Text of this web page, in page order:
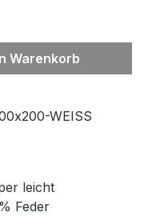
Warenkorb
WEISS
leicht
Feder